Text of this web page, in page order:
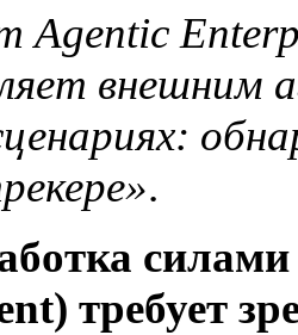
Agentic
внешним
.
требует